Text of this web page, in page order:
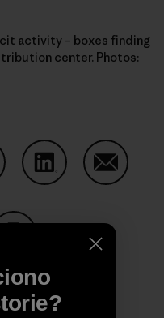
activity – boxes finding
center. Photos:
su Copy Link